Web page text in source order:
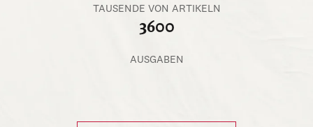
TAUSENDE VON ARTIKELN
3600
AUSGABEN